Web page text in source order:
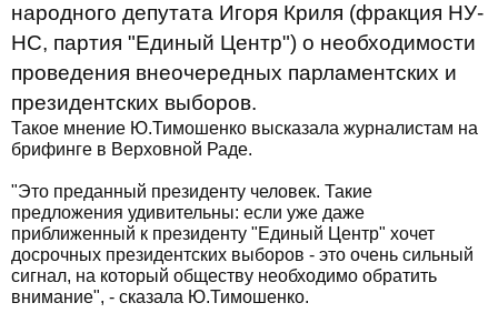
народного депутата Игоря Криля (фракция НУ-
НС, партия "Единый Центр") о необходимости
проведения внеочередных парламентских и
президентских выборов.
Такое мнение Ю.Тимошенко высказала журналистам на
брифинге в Верховной Раде.
"Это преданный президенту человек. Такие
предложения удивительны: если уже даже
приближенный к президенту "Единый Центр" хочет
досрочных президентских выборов - это очень сильный
сигнал, на который обществу необходимо обратить
внимание", - сказала Ю.Тимошенко.